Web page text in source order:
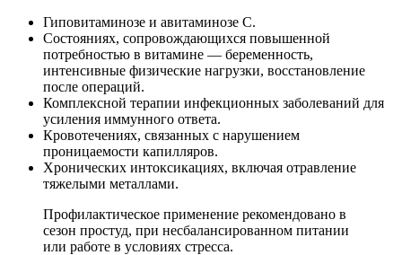
Гиповитаминозе и авитаминозе С.
Состояниях, сопровождающихся повышенной
потребностью в витамине — беременность,
интенсивные физические нагрузки, восстановление
после операций.
Комплексной терапии инфекционных заболеваний для
усиления иммунного ответа.
Кровотечениях, связанных с нарушением
проницаемости капилляров.
Хронических интоксикациях, включая отравление
тяжелыми металлами.
Профилактическое применение рекомендовано в
сезон простуд, при несбалансированном питании
или работе в условиях стресса.